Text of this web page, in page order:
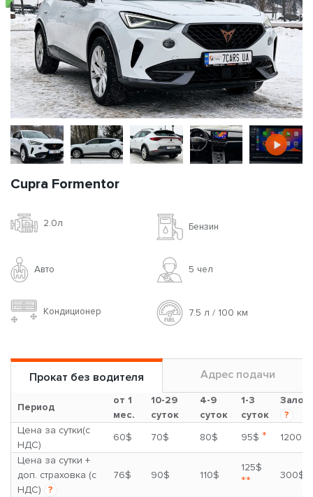
Cupra Formentor
2.0л Бензин
Авто 5 чел
Кондиционер 7.5 л / 100 км
Прокат без водителя Адрес подачи
Период
от 1
мес.
10-29
суток
4-9
суток
1-3
суток
Залог
?
Цена за сутки(с
НДС)
60$ 70$ 80$ 95$ *
1200$
Цена за сутки +
доп. страховка (с
НДС)
?
76$ 90$ 110$
125$
** 300$